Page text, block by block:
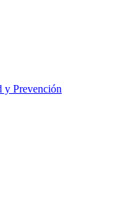
y Prevención